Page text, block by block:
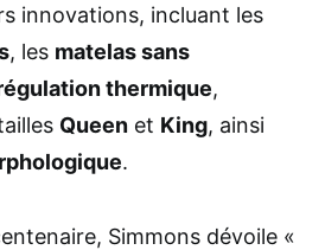
innovations, incluant les
, les matelas sans
thermique,
Queen et King, ainsi
.
Simmons dévoile «